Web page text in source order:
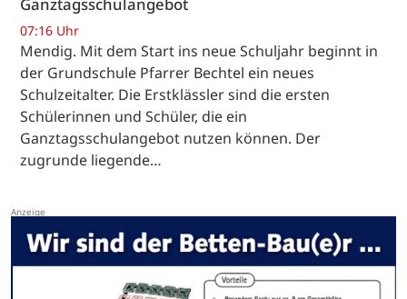
07:16 Uhr
Mendig. Mit dem Start ins neue Schuljahr beginnt in
der Grundschule Pfarrer Bechtel ein neues
Schulzeitalter. Die Erstklässler sind die ersten
Schülerinnen und Schüler, die ein
Ganztagsschulangebot nutzen können. Der
zugrunde liegende…